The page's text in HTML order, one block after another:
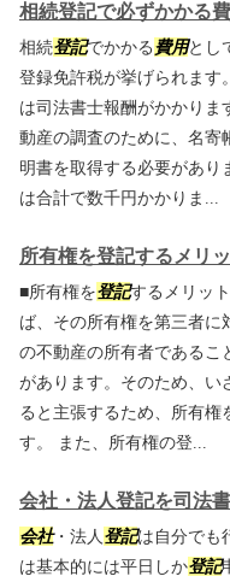
相続登記で必ずかかる
相続登記でかかる費用とし
登録免許税が挙げられます
は司法書士報酬がかかりま
動産の調査のために、名寄
明書を取得する必要があり
は合計で数千円かかりま...
所有権を登記するメリ
■所有権を登記するメリッ
ば、その所有権を第三者に
の不動産の所有者であるこ
があります。そのため、い
ると主張するため、所有権
す。 また、所有権の登...
会社・法人登記を司法
会社・法人 登記は自分でも
は基本的には平日しか登記